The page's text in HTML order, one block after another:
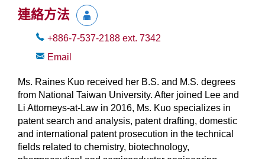
連絡方法
+886-7-537-2188 ext. 7342
Email
Ms. Raines Kuo received her B.S. and M.S. degrees
from National Taiwan University. After joined Lee and
Li Attorneys-at-Law in 2016, Ms. Kuo specializes in
patent search and analysis, patent drafting, domestic
and international patent prosecution in the technical
fields related to chemistry, biotechnology,